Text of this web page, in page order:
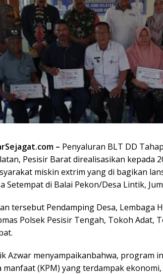
– Penyaluran BLT DD
Pesisir Barat direalisasikan kepada
miskin extrim yang di bagikan
Setempat di Balai Pekon/Desa Lintik,
tersebut Pendamping Desa, Lembaga
Polsek Pesisir Tengah, Tokoh Adat,
Azwar menyampaikanbahwa, program
manfaat (KPM) yang terdampak